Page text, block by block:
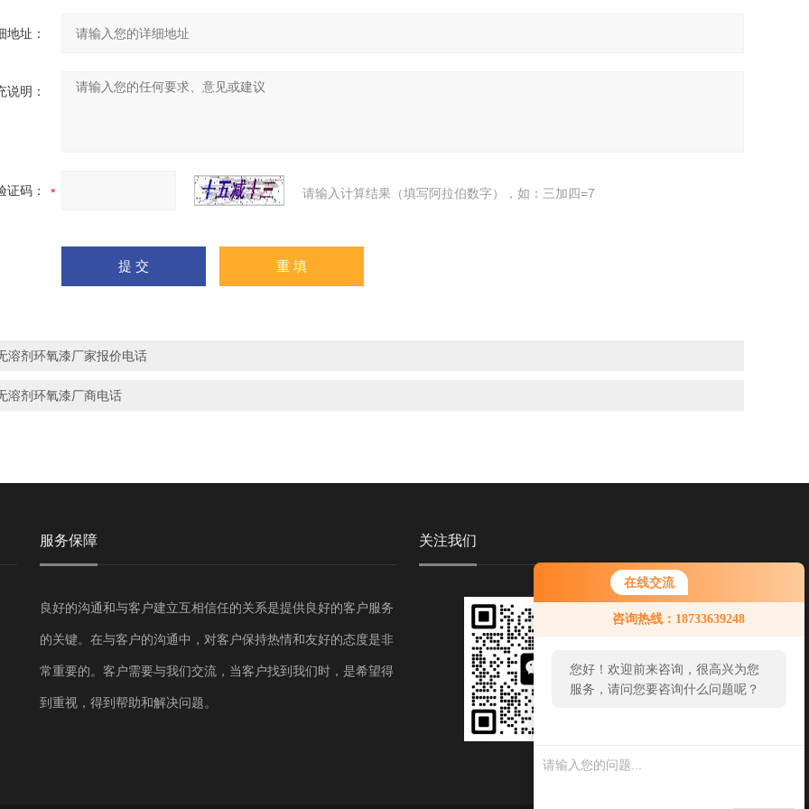
在线交流
咨询热线：18733639248
您好！欢迎前来咨询，很高兴为您
服务，请问您要咨询什么问题呢？
地址：
说明：
证码： 请输入计算结果（填写阿拉伯数字），如：三加四=7
溶剂环氧漆厂家报价电话
溶剂环氧漆厂商电话
服务保障
良好的沟通和与客户建立互相信任的关系是提供良好的客户服务
的关键。在与客户的沟通中，对客户保持热情和友好的态度是非
常重要的。客户需要与我们交流，当客户找到我们时，是希望得
到重视，得到帮助和解决问题。
关注我们